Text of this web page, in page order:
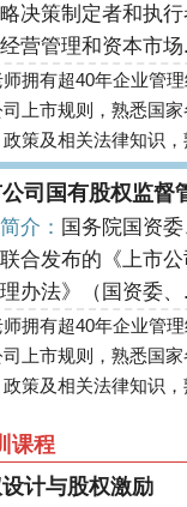
决策制定者和执
营管理和资本市
师拥有超40年企业管
上市规则，熟悉国
策及相关法律知识，
公司国有股权监督
介： 国务院国资
合发布的《上市
办法》（国资委
师拥有超40年企业管
上市规则，熟悉国
策及相关法律知识，
课程
计与股权激励